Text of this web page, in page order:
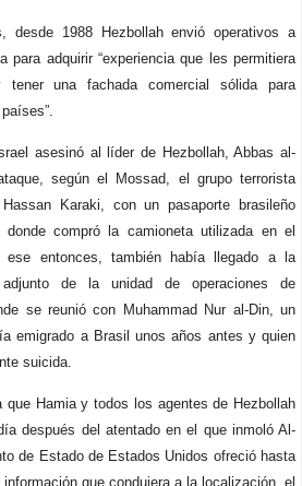
desde 1988 Hezbollah envió operativos a
para adquirir “experiencia que les permitiera
una fachada comercial sólida para
asesinó al líder de Hezbollah, Abbas al-
según el Mossad, el grupo terrorista
Karaki, con un pasaporte brasileño
compró la camioneta utilizada en el
entonces, también había llegado a la
de la unidad de operaciones de
se reunió con Muhammad Nur al-Din, un
emigrado a Brasil unos años antes y quien
suicida.
que Hamia y todos los agentes de Hezbollah
después del atentado en el que inmoló Al-
de Estado de Estados Unidos ofreció hasta
que condujera a la localización, el